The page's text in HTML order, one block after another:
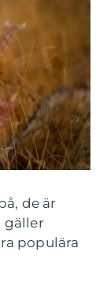
de är
gäller
populära